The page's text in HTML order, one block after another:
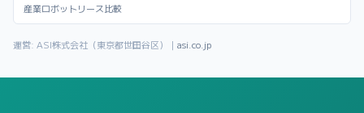
産業ロボットリース比較
運営: ASI株式会社（東京都世田谷区）｜ asi.co.jp